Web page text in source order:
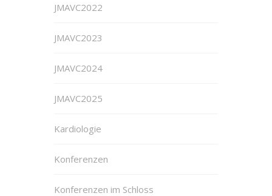
JMAVC2022
JMAVC2023
JMAVC2024
JMAVC2025
Kardiologie
Konferenzen
Konferenzen im Schloss